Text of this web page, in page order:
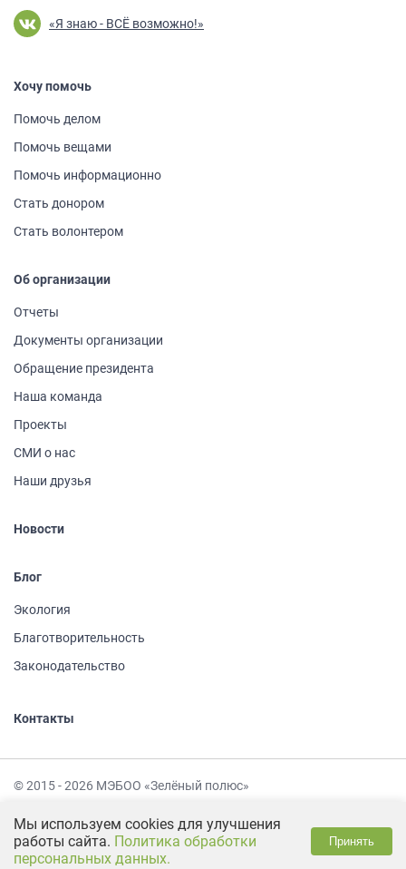
«Я знаю - ВСЁ возможно!»
Хочу помочь
Помочь делом
Помочь вещами
Помочь информа­ционно
Стать донором
Стать волонтером
Об организации
Отчеты
Документы организации
Обращение президента
Наша команда
Проекты
СМИ о нас
Наши друзья
Новости
Блог
Экология
Благотворительность
Законодательство
Контакты
© 2015 - 2026 МЭБОО «Зелёный полюс»
Политика обработки персональных данных
Сделано в
Мы используем cookies для улучшения
работы сайта. Политика обработки
персональных данных.
Принять